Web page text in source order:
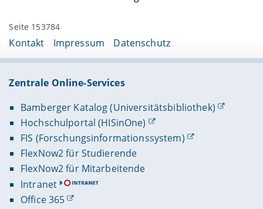
Seite 153784
Kontakt Impressum Datenschutz
Zentrale Online-Services
Bamberger Katalog (Universitätsbibliothek)
Hochschulportal (HISinOne)
FIS (Forschungsinformationssystem)
FlexNow2 für Studierende
FlexNow2 für Mitarbeitende
Intranet
Office 365